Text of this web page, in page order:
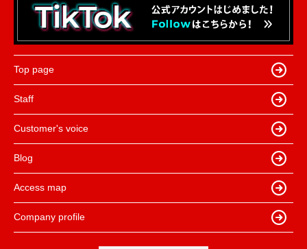
Top page
Staff
Customer's voice
Blog
Access map
Company profile